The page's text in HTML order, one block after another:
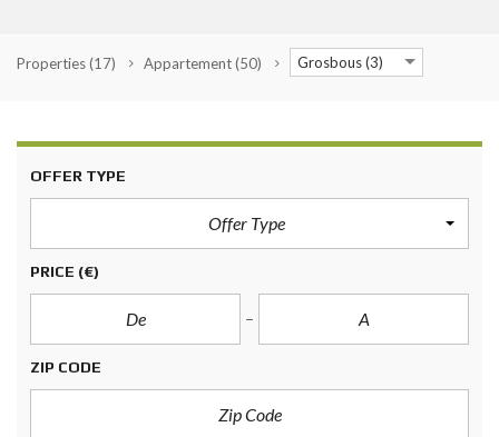
Properties(17) Appartement(50) Grosbous (3)
OFFER TYPE
Offer Type
PRICE (€)
ZIP CODE